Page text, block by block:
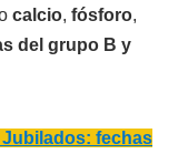
calcio, fósforo,
del grupo B y
Jubilados: fechas